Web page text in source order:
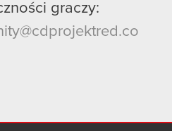
graczy: